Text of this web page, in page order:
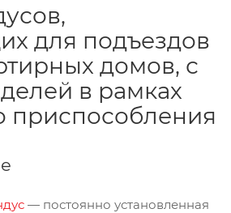
для подъездов
домов, с
в рамках
приспособления
— постоянно установленная